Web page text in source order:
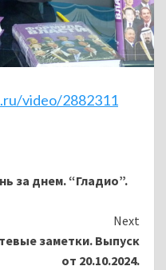
video/2882311
за днем. “Гладио”.
Next
заметки. Выпуск
от 20.10.2024.